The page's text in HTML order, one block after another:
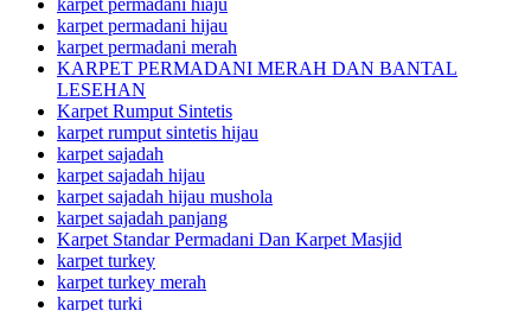
karpet permadani hijau
karpet permadani merah
KARPET PERMADANI MERAH DAN BANTAL
LESEHAN
Karpet Rumput Sintetis
karpet rumput sintetis hijau
karpet sajadah
karpet sajadah hijau
karpet sajadah hijau mushola
karpet sajadah panjang
Karpet Standar Permadani Dan Karpet Masjid
karpet turkey
karpet turkey merah
karpet turki